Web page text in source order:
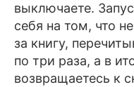
выключаете.
себя на том, что
за книгу,
по три раза, а в
возвращаетесь к